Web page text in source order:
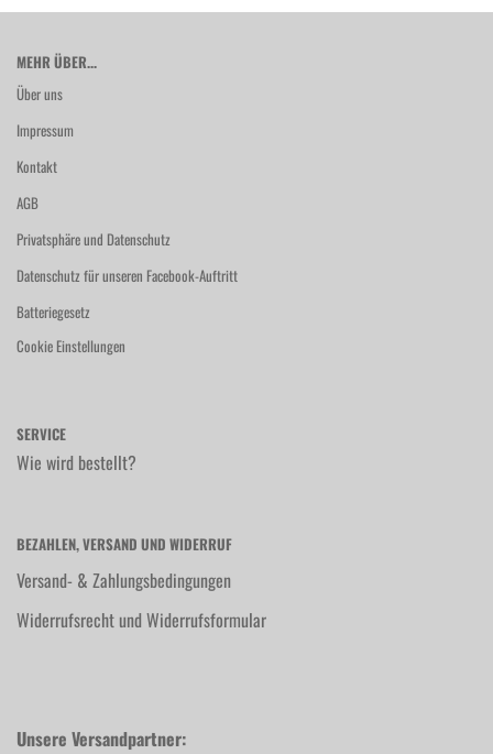
MEHR ÜBER...
Über uns
Impressum
Kontakt
AGB
Privatsphäre und Datenschutz
Datenschutz für unseren Facebook-Auftritt
Batteriegesetz
Cookie Einstellungen
SERVICE
Wie wird bestellt?
BEZAHLEN, VERSAND UND WIDERRUF
Versand- & Zahlungsbedingungen
Widerrufsrecht und Widerrufsformular
Unsere Versandpartner: